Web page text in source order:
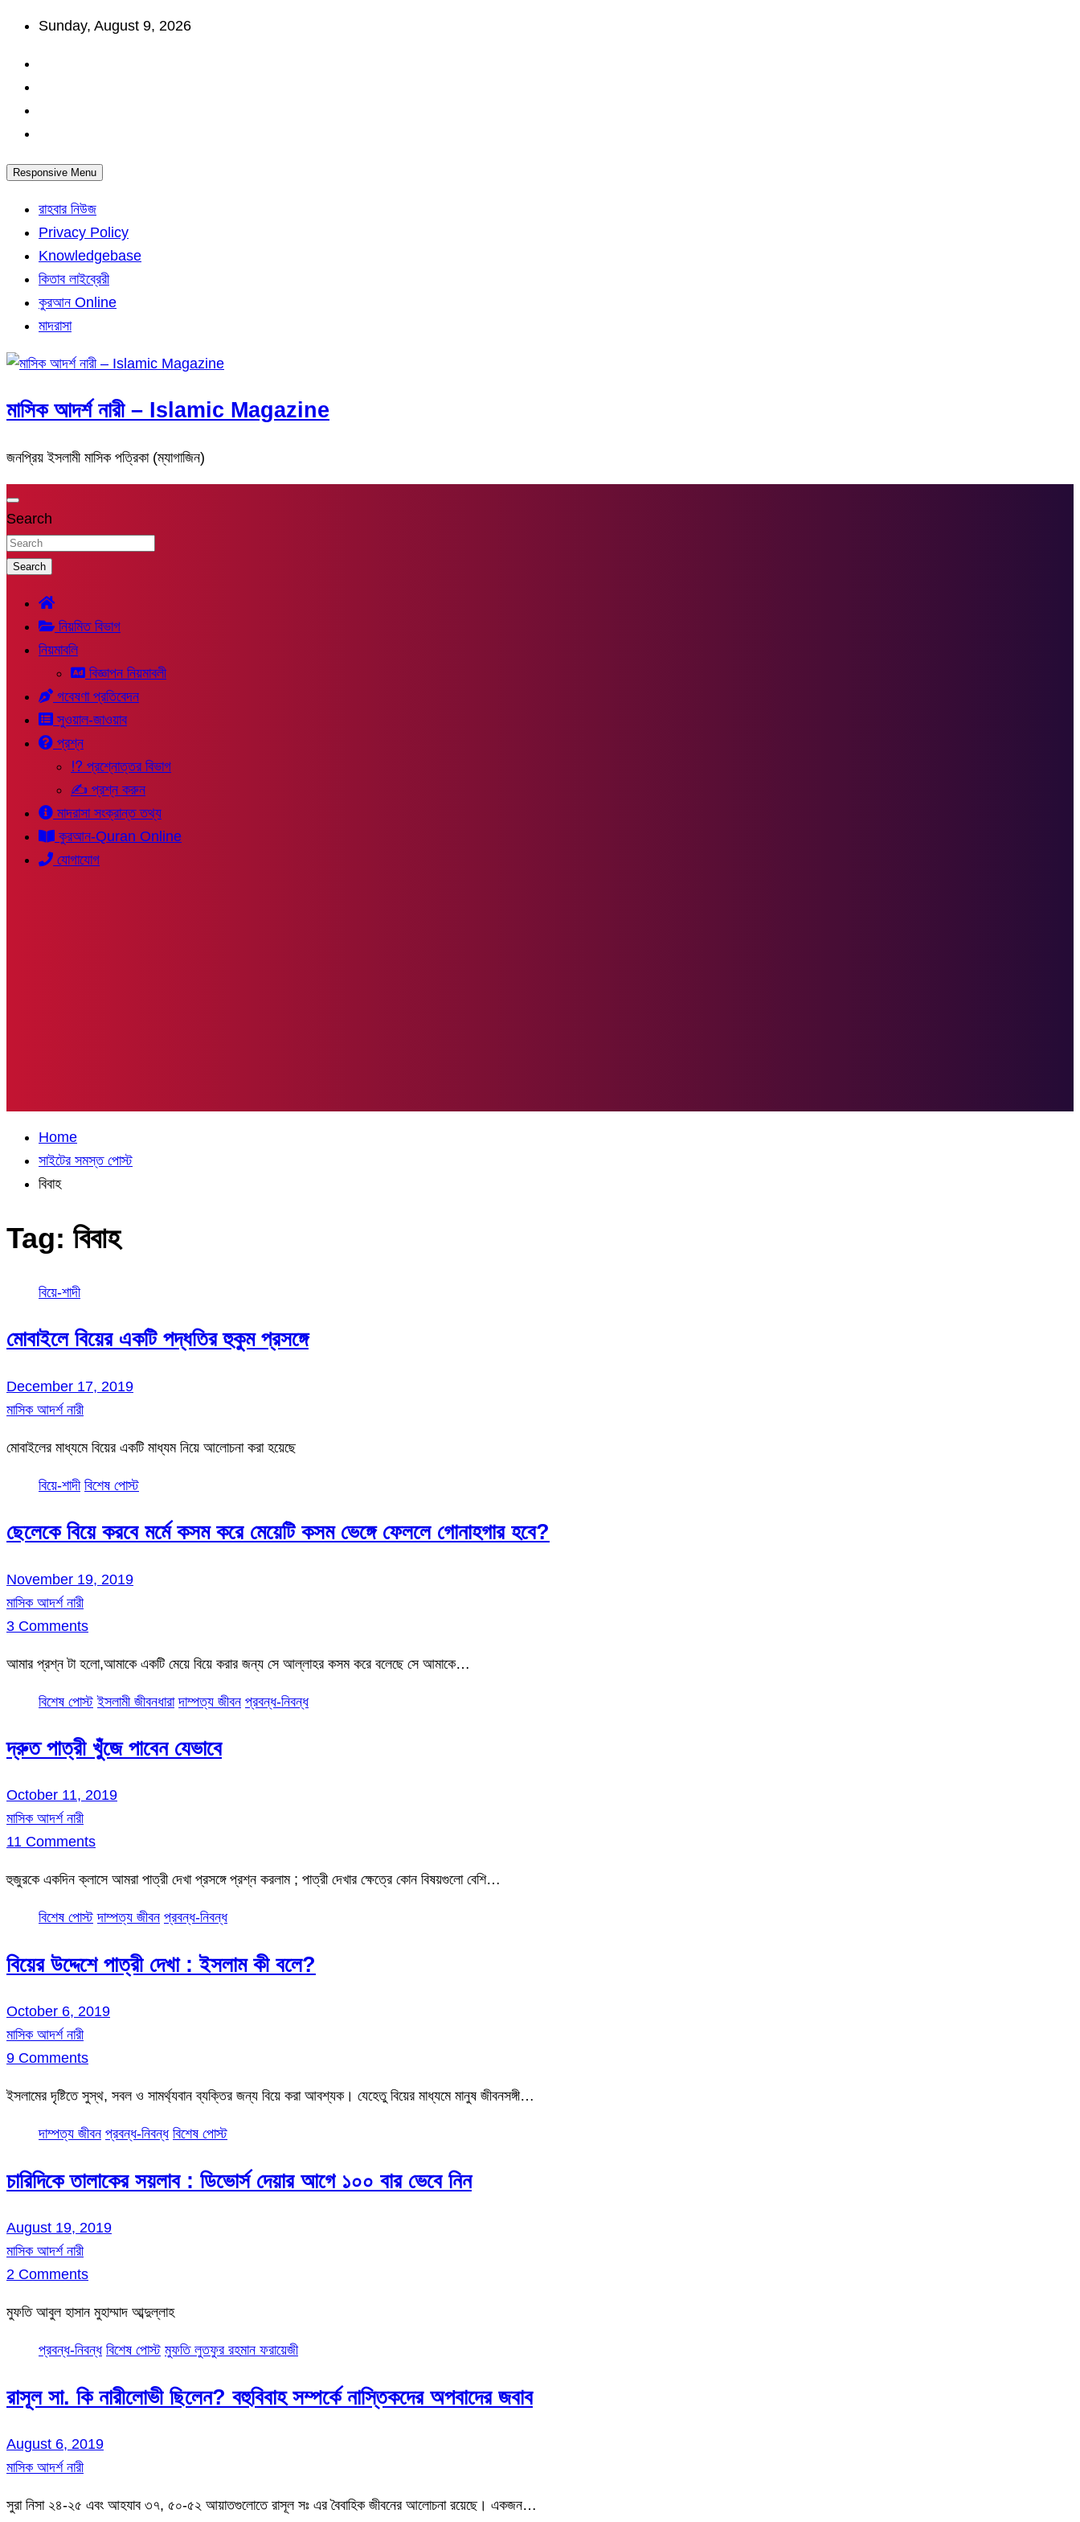
Skip
content
Sunday, August 9, 2026
Responsive Menu
রাহবার নিউজ
Privacy Policy
Knowledgebase
কিতাব লাইব্রেরী
কুরআন Online
মাদরাসা
মাসিক আদর্শ নারী – Islamic Magazine
জনপ্রিয় ইসলামী মাসিক পত্রিকা (ম্যাগাজিন)
Search
Search
নিয়মিত বিভাগ
নিয়মাবলি
বিজ্ঞাপন নিয়মাবলী
গবেষণা প্রতিবেদন
সুওয়াল-জাওয়াব
প্রশ্ন
⁉ প্রশ্নোত্তর বিভাগ
✍ প্রশ্ন করুন
মাদরাসা সংক্রান্ত তথ্য
কুরআন-Quran Online
যোগাযোগ
Home
সাইটের সমস্ত পোস্ট
বিবাহ
Tag: বিবাহ
বিয়ে-শাদী
মোবাইলে বিয়ের একটি পদ্ধতির হুকুম প্রসঙ্গে
December 17, 2019
মাসিক আদর্শ নারী
মোবাইলের মাধ্যমে বিয়ের একটি মাধ্যম নিয়ে আলোচনা করা হয়েছে
বিয়ে-শাদী বিশেষ পোস্ট
ছেলেকে বিয়ে করবে মর্মে কসম করে মেয়েটি কসম ভেঙ্গে ফেললে গোনাহগার হবে?
November 19, 2019
মাসিক আদর্শ নারী
3 Comments
আমার প্রশ্ন টা হলো,আমাকে একটি মেয়ে বিয়ে করার জন্য সে আল্লাহর কসম করে বলেছে সে আমাকে…
বিশেষ পোস্ট ইসলামী জীবনধারা দাম্পত্য জীবন প্রবন্ধ-নিবন্ধ
দ্রুত পাত্রী খুঁজে পাবেন যেভাবে
October 11, 2019
মাসিক আদর্শ নারী
11 Comments
হুজুরকে একদিন ক্লাসে আমরা পাত্রী দেখা প্রসঙ্গে প্রশ্ন করলাম ; পাত্রী দেখার ক্ষেত্রে কোন বিষয়গুলো বেশি…
বিশেষ পোস্ট দাম্পত্য জীবন প্রবন্ধ-নিবন্ধ
বিয়ের উদ্দেশে পাত্রী দেখা : ইসলাম কী বলে?
October 6, 2019
মাসিক আদর্শ নারী
9 Comments
ইসলামের দৃষ্টিতে সুস্থ, সবল ও সামর্থ্যবান ব্যক্তির জন্য বিয়ে করা আবশ্যক। যেহেতু বিয়ের মাধ্যমে মানুষ জীবনসঙ্গী…
দাম্পত্য জীবন প্রবন্ধ-নিবন্ধ বিশেষ পোস্ট
চারিদিকে তালাকের সয়লাব : ডিভোর্স দেয়ার আগে ১০০ বার ভেবে নিন
August 19, 2019
মাসিক আদর্শ নারী
2 Comments
মুফতি আবুল হাসান মুহাম্মাদ আব্দুল্লাহ
প্রবন্ধ-নিবন্ধ বিশেষ পোস্ট মুফতি লুতফুর রহমান ফরায়েজী
রাসূল সা. কি নারীলোভী ছিলেন? বহুবিবাহ সম্পর্কে নাস্তিকদের অপবাদের জবাব
August 6, 2019
মাসিক আদর্শ নারী
সুরা নিসা ২৪-২৫ এবং আহযাব ৩৭, ৫০-৫২ আয়াতগুলোতে রাসূল সঃ এর বৈবাহিক জীবনের আলোচনা রয়েছে। একজন…